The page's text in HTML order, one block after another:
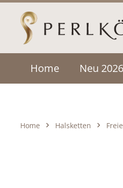
Hauptinhalt springen
Zur Hauptnavigation springen
Home Neu 2026
Home Halsketten